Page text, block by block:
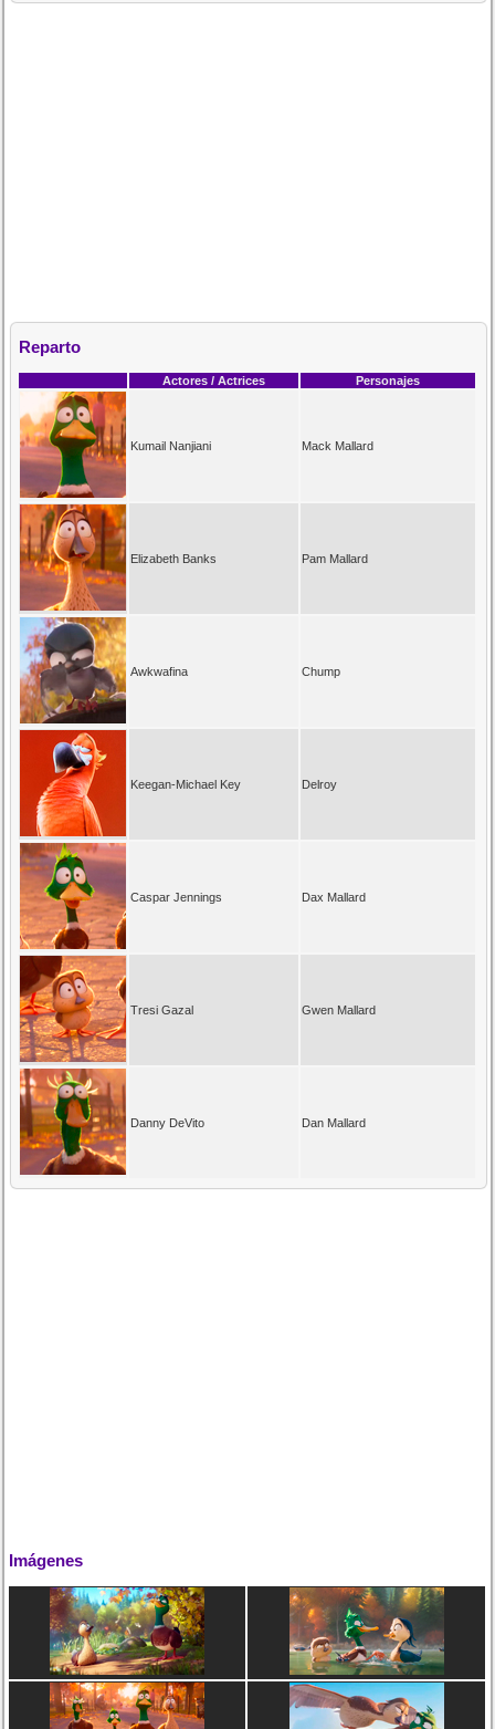
Reparto
Actores / Actrices Personajes
Kumail Nanjiani Mack Mallard
Elizabeth Banks Pam Mallard
Awkwafina Chump
Keegan-Michael Key Delroy
Caspar Jennings Dax Mallard
Tresi Gazal Gwen Mallard
Danny DeVito Dan Mallard
Imágenes